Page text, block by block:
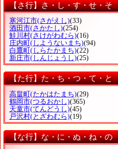
【さ行】さ・し・す・せ・そ
寒河江市(さがえし)(33)
酒田市(さかたし)(254)
鮭川村(さけがわむら)(16)
庄内町 (しようないまち)(94)
白鷹町 (しらたかまち)(22)
新庄市(しんじょうし)(25)
【た行】た・ち・つ・て・と
高畠町 (たかはたまち)(29)
鶴岡市(つるおかし)(365)
天童市(てんどうし)(45)
戸沢村(とざわむら)(19)
【な行】な・に・ぬ・ね・の